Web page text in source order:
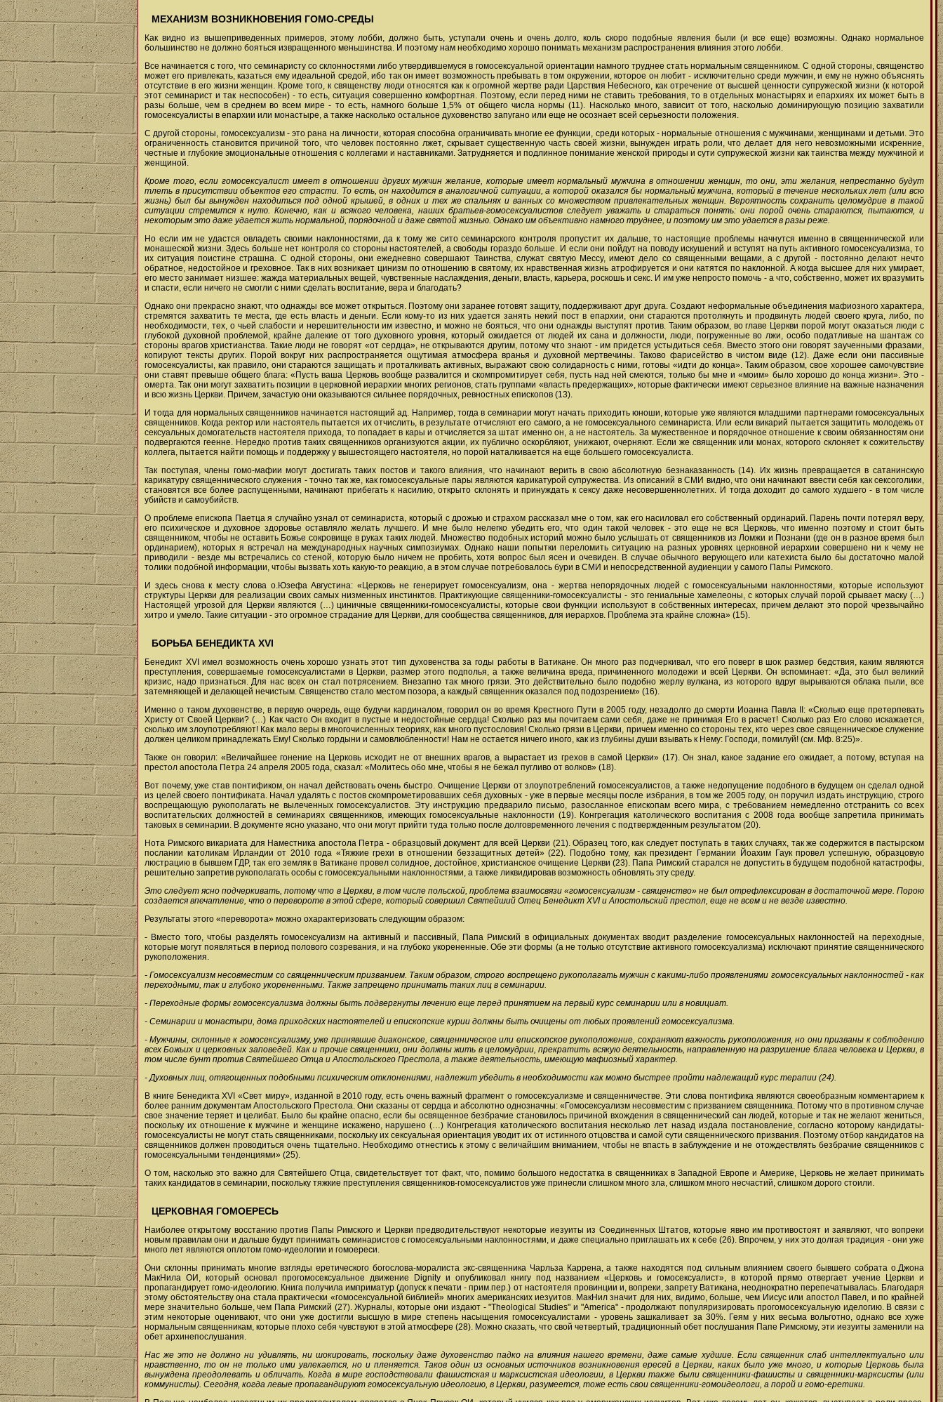
МЕХАНИЗМ ВОЗНИКНОВЕНИЯ ГОМО-СРЕДЫ
Как видно из вышеприведенных примеров, этому лобби, должно быть, уступали очень и очень долго, коль скоро подобные явления были (и все еще) возможны. Однако нормальное
большинство не должно бояться извращенного меньшинства. И поэтому нам необходимо хорошо понимать механизм распространения влияния этого лобби.
Все начинается с того, что семинаристу со склонностями либо утвердившемуся в гомосексуальной ориентации намного труднее стать нормальным священником. С одной стороны, священство
может его привлекать, казаться ему идеальной средой, ибо так он имеет возможность пребывать в том окружении, которое он любит - исключительно среди мужчин, и ему не нужно объяснять
отсутствие в его жизни женщин. Кроме того, к священству люди относятся как к огромной жертве ради Царствия Небесного, как отречение от высшей ценности супружеской жизни (к которой
этот семинарист и так неспособен) - то есть, ситуация совершенно комфортная. Поэтому, если перед ними не ставить требования, то в отдельных монастырях и епархиях их может быть в
разы больше, чем в среднем во всем мире - то есть, намного больше 1,5% от общего числа нормы (11). Насколько много, зависит от того, насколько доминирующую позицию захватили
гомосексуалисты в епархии или монастыре, а также насколько остальное духовенство запугано или еще не осознает всей серьезности положения.
С другой стороны, гомосексуализм - это рана на личности, которая способна ограничивать многие ее функции, среди которых - нормальные отношения с мужчинами, женщинами и детьми. Это
ограниченность становится причиной того, что человек постоянно лжет, скрывает существенную часть своей жизни, вынужден играть роли, что делает для него невозможными искренние,
честные и глубокие эмоциональные отношения с коллегами и наставниками. Затрудняется и подлинное понимание женской природы и сути супружеской жизни как таинства между мужчиной и
женщиной.
Кроме того, если гомосексуалист имеет в отношении других мужчин желание, которые имеет нормальный мужчина в отношении женщин, то они, эти желания, непрестанно будут
тлеть в присутствии объектов его страсти. То есть, он находится в аналогичной ситуации, а которой оказался бы нормальный мужчина, который в течение нескольких лет (или всю
жизнь) был бы вынужден находиться под одной крышей, в одних и тех же спальнях и ванных со множеством привлекательных женщин. Вероятность сохранить целомудрие в такой
ситуации стремится к нулю. Конечно, как и всякого человека, наших братьев-гомосексуалистов следует уважать и стараться понять: они порой очень стараются, пытаются, и
некоторым это даже удается жить нормальной, порядочной и даже святой жизнью. Однако им объективно намного труднее, и поэтому им это удается в разы реже.
Но если им не удастся овладеть своими наклонностями, да к тому же сито семинарского контроля пропустит их дальше, то настоящие проблемы начнутся именно в священнической или
монашеской жизни. Здесь больше нет контроля со стороны настоятелей, а свободы гораздо больше. И если они пойдут на поводу искушений и вступят на путь активного гомосексуализма, то
их ситуация поистине страшна. С одной стороны, они ежедневно совершают Таинства, служат святую Мессу, имеют дело со священными вещами, а с другой - постоянно делают нечто
обратное, недостойное и греховное. Так в них возникает цинизм по отношению в святому, их нравственная жизнь атрофируется и они катятся по наклонной. А когда высшее для них умирает,
его место занимает низшее: жажда материальных вещей, чувственные наслаждения, деньги, власть, карьера, роскошь и секс. И им уже непросто помочь - а что, собственно, может их вразумить
и спасти, если ничего не смогли с ними сделать воспитание, вера и благодать?
Однако они прекрасно знают, что однажды все может открыться. Поэтому они заранее готовят защиту, поддерживают друг друга. Создают неформальные объединения мафиозного характера,
стремятся захватить те места, где есть власть и деньги. Если кому-то из них удается занять некий пост в епархии, они стараются протолкнуть и продвинуть людей своего круга, либо, по
необходимости, тех, о чьей слабости и нерешительности им известно, и можно не бояться, что они однажды выступят против. Таким образом, во главе Церкви порой могут оказаться люди с
глубокой духовной проблемой, крайне далекие от того духовного уровня, который ожидается от людей их сана и должности, люди, погруженные во лжи, особо податливые на шантаж со
стороны врагов христианства. Такие люди не говорят «от сердца», не открываются другим, потому что знают - им придется устыдиться себя. Вместо этого они говорят заученными фразами,
копируют тексты других. Порой вокруг них распространяется ощутимая атмосфера вранья и духовной мертвечины. Таково фарисейство в чистом виде (12). Даже если они пассивные
гомосексуалисты, как правило, они стараются защищать и проталкивать активных, выражают свою солидарность с ними, готовы «идти до конца». Таким образом, свое хорошее самочувствие
они ставят превыше общего блага: «Пусть ваша Церковь вообще развалится и скомпромитирует себя, пусть над ней смеются, только бы мне и «моим» было хорошо до конца жизни». Это -
омерта. Так они могут захватить позиции в церковной иерархии многих регионов, стать группами «власть предержащих», которые фактически имеют серьезное влияние на важные назначения
и всю жизнь Церкви. Причем, зачастую они оказываются сильнее порядочных, ревностных епископов (13).
И тогда для нормальных священников начинается настоящий ад. Например, тогда в семинарии могут начать приходить юноши, которые уже являются младшими партнерами гомосексуальных
священников. Когда ректор или настоятель пытается их отчислить, в результате отчисляют его самого, а не гомосексуального семинариста. Или если викарий пытается защитить молодежь от
сексуальных домогательств настоятеля прихода, то попадает в кары и отчисляется за штат именно он, а не настоятель. За мужественное и порядочное отношение к своим обязанностям они
подвергаются геенне. Нередко против таких священников организуются акции, их публично оскорбляют, унижают, очерняют. Если же священник или монах, которого склоняет к сожительству
коллега, пытается найти помощь и поддержку у вышестоящего настоятеля, но порой наталкивается на еще большего гомосексуалиста.
Так поступая, члены гомо-мафии могут достигать таких постов и такого влияния, что начинают верить в свою абсолютную безнаказанность (14). Их жизнь превращается в сатанинскую
карикатуру священнического служения - точно так же, как гомосексуальные пары являются карикатурой супружества. Из описаний в СМИ видно, что они начинают ввести себя как сексоголики,
становятся все более распущенными, начинают прибегать к насилию, открыто склонять и принуждать к сексу даже несовершеннолетних. И тогда доходит до самого худшего - в том числе
убийств и самоубийств.
О проблеме епископа Паетца я случайно узнал от семинариста, который с дрожью и страхом рассказал мне о том, как его насиловал его собственный ординарий. Парень почти потерял веру,
его психическое и духовное здоровье оставляло желать лучшего. И мне было нелегко убедить его, что один такой человек - это еще не вся Церковь, что именно поэтому и стоит быть
священником, чтобы не оставить Божье сокровище в руках таких людей. Множество подобных историй можно было услышать от священников из Ломжи и Познани (где он в разное время был
ординарием), которых я встречал на международных научных симпозиумах. Однако наши попытки переломить ситуацию на разных уровнях церковной иерархии совершено ни к чему не
приводили - везде мы встречались со стеной, которую было ничем не пробить, хотя вопрос был ясен и очевиден. В случае обычного верующего или катехиста было бы достаточно малой
толики подобной информации, чтобы вызвать хоть какую-то реакцию, а в этом случае потребовалось бури в СМИ и непосредственной аудиенции у самого Папы Римского.
И здесь снова к месту слова о.Юзефа Августина: «Церковь не генерирует гомосексуализм, она - жертва непорядочных людей с гомосексуальными наклонностями, которые используют
структуры Церкви для реализации своих самых низменных инстинктов. Практикующие священники-гомосексуалисты - это гениальные хамелеоны, с которых случай порой срывает маску (…)
Настоящей угрозой для Церкви являются (…) циничные священники-гомосексуалисты, которые свои функции используют в собственных интересах, причем делают это порой чрезвычайно
хитро и умело. Такие ситуации - это огромное страдание для Церкви, для сообщества священников, для иерархов. Проблема эта крайне сложна» (15).
БОРЬБА БЕНЕДИКТА XVI
Бенедикт XVI имел возможность очень хорошо узнать этот тип духовенства за годы работы в Ватикане. Он много раз подчеркивал, что его поверг в шок размер бедствия, каким являются
преступления, совершаемые гомосексуалистами в Церкви, размер этого подполья, а также величина вреда, причиненного молодежи и всей Церкви. Он вспоминает: «Да, это был великий
кризис, надо признаться. Для нас всех он стал потрясением. Внезапно так много грязи. Это действительно было подобно жерлу вулкана, из которого вдруг вырываются облака пыли, все
затемняющей и делающей нечистым. Священство стало местом позора, а каждый священник оказался под подозрением» (16).
Именно о таком духовенстве, в первую очередь, еще будучи кардиналом, говорил он во время Крестного Пути в 2005 году, незадолго до смерти Иоанна Павла II: «Сколько еще претерпевать
Христу от Своей Церкви? (…) Как часто Он входит в пустые и недостойные сердца! Сколько раз мы почитаем сами себя, даже не принимая Его в расчет! Сколько раз Его слово искажается,
сколько им злоупотребляют! Как мало веры в многочисленных теориях, как много пустословия! Сколько грязи в Церкви, причем именно со стороны тех, кто через свое священническое служение
должен целиком принадлежать Ему! Сколько гордыни и самовлюбленности! Нам не остается ничего иного, как из глубины души взывать к Нему: Господи, помилуй! (см. Мф. 8:25)».
Также он говорил: «Величайшее гонение на Церковь исходит не от внешних врагов, а вырастает из грехов в самой Церкви» (17). Он знал, какое задание его ожидает, а потому, вступая на
престол апостола Петра 24 апреля 2005 года, сказал: «Молитесь обо мне, чтобы я не бежал пугливо от волков» (18).
Вот почему, уже став понтификом, он начал действовать очень быстро. Очищение Церкви от злоупотреблений гомосексуалистов, а также недопущение подобного в будущем он сделал одной
из целей своего понтификата. Начал удалять с постов скомпрометировавших себя духовных - уже в первые месяцы после избрания, в том же 2005 году, он поручил издать инструкцию, строго
воспрещающую рукополагать не вылеченных гомосексуалистов. Эту инструкцию предварило письмо, разосланное епископам всего мира, с требованием немедленно отстранить со всех
воспитательских должностей в семинариях священников, имеющих гомосексуальные наклонности (19). Конгрегация католического воспитания с 2008 года вообще запретила принимать
таковых в семинарии. В документе ясно указано, что они могут прийти туда только после долговременного лечения с подтвержденным результатом (20).
Нота Римского викариата для Наместника апостола Петра - образцовый документ для всей Церкви (21). Образец того, как следует поступать в таких случаях, так же содержится в пастырском
послании католикам Ирландии от 2010 года «Тяжкие грехи в отношении беззащитных детей» (22). Подобно тому, как президент Германии Йоахим Гаук провел успешную, образцовую
люстрацию в бывшем ГДР, так его земляк в Ватикане провел солидное, достойное, христианское очищение Церкви (23). Папа Римский старался не допустить в будущем подобной катастрофы,
решительно запретив рукополагать особы с гомосексуальными наклонностями, а также ликвидировав возможность обновлять эту среду.
Это следует ясно подчеркивать, потому что в Церкви, в том числе польской, проблема взаимосвязи «гомосексуализм - священство» не был отрефлексирован в достаточной мере. Порою
создается впечатление, что о перевороте в этой сфере, который совершил Святейший Отец Бенедикт XVI и Апостольский престол, еще не всем и не везде известно.
Результаты этого «переворота» можно охарактеризовать следующим образом:
- Вместо того, чтобы разделять гомосексуализм на активный и пассивный, Папа Римский в официальных документах вводит разделение гомосексуальных наклонностей на переходные,
которые могут появляться в период полового созревания, и на глубоко укорененные. Обе эти формы (а не только отсутствие активного гомосексуализма) исключают принятие священнического
рукоположения.
- Гомосексуализм несовместим со священническим призванием. Таким образом, строго воспрещено рукополагать мужчин с какими-либо проявлениями гомосексуальных наклонностей - как
переходными, так и глубоко укорененными. Также запрещено принимать таких лиц в семинарии.
- Переходные формы гомосексуализма должны быть подвергнуты лечению еще перед принятием на первый курс семинарии или в новициат.
- Семинарии и монастыри, дома приходских настоятелей и епископские курии должны быть очищены от любых проявлений гомосексуализма.
- Мужчины, склонные к гомосексуализму, уже принявшие диаконское, священническое или епископское рукоположение, сохраняют важность рукоположения, но они призваны к соблюдению
всех Божьих и церковных заповедей. Как и прочие священники, они должны жить в целомудрии, прекратить всякую деятельность, направленную на разрушение блага человека и Церкви, в
том числе бунт против Святейшего Отца и Апостольского Престола, а также деятельность, имеющую мафиозный характер.
- Духовных лиц, отягощенных подобными психическим отклонениями, надлежит убедить в необходимости как можно быстрее пройти надлежащий курс терапии (24).
В книге Бенедикта XVI «Свет миру», изданной в 2010 году, есть очень важный фрагмент о гомосексуализме и священничестве. Эти слова понтифика являются своеобразным комментарием к
более ранним документам Апостольского Престола. Они сказаны от сердца и абсолютно однозначны: «Гомосексуализм несовместим с призванием священника. Потому что в противном случае
свое значение теряет и целибат. Было бы крайне опасно, если бы освященное безбрачие становилось причиной вхождения в священнический сан людей, которые и так не желают жениться,
поскольку их отношение к мужчине и женщине искажено, нарушено (…) Конгрегация католического воспитания несколько лет назад издала постановление, согласно которому кандидаты-
гомосексуалисты не могут стать священниками, поскольку их сексуальная ориентация уводит их от истинного отцовства и самой сути священнического призвания. Поэтому отбор кандидатов на
священников должен проводиться очень тщательно. Необходимо отнестись к этому с величайшим вниманием, чтобы не впасть в заблуждение и не отождествлять безбрачие священников с
гомосексуальными тенденциями» (25).
О том, насколько это важно для Святейшего Отца, свидетельствует тот факт, что, помимо большого недостатка в священниках в Западной Европе и Америке, Церковь не желает принимать
таких кандидатов в семинарии, поскольку тяжкие преступления священников-гомосексуалистов уже принесли слишком много зла, слишком много несчастий, слишком дорого стоили.
ЦЕРКОВНАЯ ГОМОЕРЕСЬ
Наиболее открытому восстанию против Папы Римского и Церкви предводительствуют некоторые иезуиты из Соединенных Штатов, которые явно им противостоят и заявляют, что вопреки
новым правилам они и дальше будут принимать семинаристов с гомосексуальными наклонностями, и даже специально приглашать их к себе (26). Впрочем, у них это долгая традиция - они уже
много лет являются оплотом гомо-идеологии и гомоереси.
Они склонны принимать многие взгляды еретического богослова-моралиста экс-священника Чарльза Каррена, а также находятся под сильным влиянием своего бывшего собрата о.Джона
МакНила ОИ, который основал прогомосексуальное движение Dignity и опубликовал книгу под названием «Церковь и гомосексуалист», в которой прямо отвергает учение Церкви и
пропагандирует гомо-идеологию. Книга получила имприматур (допуск к печати - прим.пер.) от настоятеля провинции и, вопреки, запрету Ватикана, неоднократно перепечатывалась. Благодаря
этому обстоятельству она стала практически «гомосексуальной библией» многих американских иезуитов. МакНил значит для них, видимо, больше, чем Иисус или апостол Павел, и по крайней
мере значительно больше, чем Папа Римский (27). Журналы, которые они издают - "Theological Studies" и "America" - продолжают популяризировать прогомосексуальную иделогию. В связи с
этим некоторые оценивают, что они уже достигли высшую в мире степень насыщения гомосексуалистами - уровень зашкаливает за 30%. Геям у них весьма вольготно, однако все хуже
нормальным священникам, которые плохо себя чувствуют в этой атмосфере (28). Можно сказать, что свой четвертый, традиционный обет послушания Папе Римскому, эти иезуиты заменили на
обет архинепослушания.
Нас же это не должно ни удивлять, ни шокировать, поскольку даже духовенство падко на влияния нашего времени, даже самые худшие. Если священник слаб интеллектуально или
нравственно, то он не только ими увлекается, но и пленяется. Таков один из основных источников возникновения ересей в Церкви, каких было уже много, и которые Церковь была
вынуждена преодолевать и обличать. Когда в мире господствовали фашистская и марксистская идеологии, в Церкви также были священники-фашисты и священники-марксисты (или
коммунисты). Сегодня, когда левые пропагандируют гомосексуальную идеологию, в Церкви, разумеется, тоже есть свои священники-гомоидеологи, а порой и гомо-еретики.